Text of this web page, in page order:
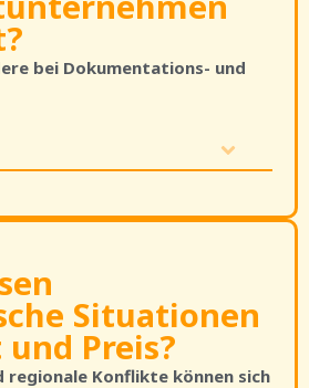
bei Dokumentations- und
Situationen
Preis?
regionale Konflikte können sich